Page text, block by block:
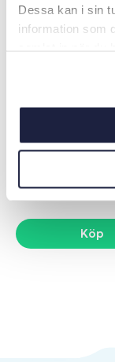
Dessa kan i sin
information som
YAMAHA
Art nr:
Köp